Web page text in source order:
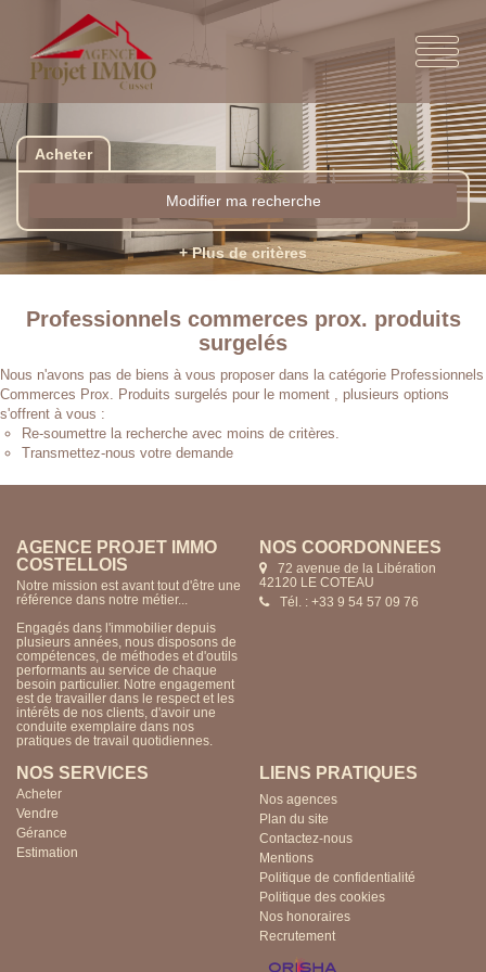
Acheter
Modifier ma recherche
+ Plus de critères
Professionnels commerces prox. produits
surgelés
Nous n'avons pas de biens à vous proposer dans la catégorie Professionnels
Commerces Prox. Produits surgelés pour le moment , plusieurs options
s'offrent à vous :
Re-soumettre la recherche avec moins de critères.
Transmettez-nous votre demande
AGENCE PROJET IMMO
COSTELLOIS
Notre mission est avant tout d'être une
référence dans notre métier...
Engagés dans l'immobilier depuis
plusieurs années, nous disposons de
compétences, de méthodes et d'outils
performants au service de chaque
besoin particulier. Notre engagement
est de travailler dans le respect et les
intérêts de nos clients, d'avoir une
conduite exemplaire dans nos
pratiques de travail quotidiennes.
NOS COORDONNÉES
72 avenue de la Libération
42120 LE COTEAU
Tél. : +33 9 54 57 09 76
AGENCE PROJET IMMO
CUSSET
Notre mission est avant tout d'être une
référence dans notre métier...
Engagés dans l'immobilier depuis
plusieurs années, nous disposons de
compétences, de méthodes et d'outils
performants au service de chaque
besoin particulier. Notre engagement
est de travailler dans le respect et les
intérêts de nos clients, d'avoir une
conduite exemplaire dans nos
pratiques de travail quotidiennes.
NOS COORDONNÉES
15 rue du Rivage
03200 VICHY
Tél. : +33 4 70 57 85 24
NOS SERVICES
Acheter
Vendre
Gérance
Estimation
LIENS PRATIQUES
Nos agences
Plan du site
Contactez-nous
Mentions
Politique de confidentialité
Politique des cookies
Nos honoraires
Recrutement